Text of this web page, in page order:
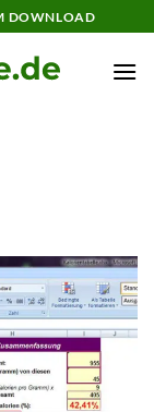
DOWNLOAD